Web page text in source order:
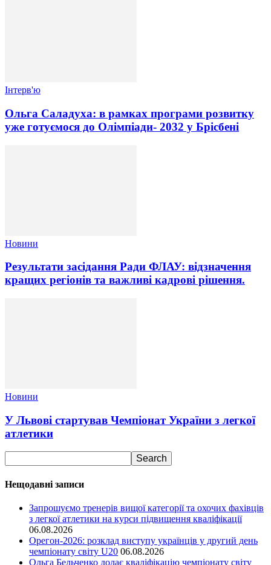
Інтерв'ю
Ольга Саладуха: в рамках програми розвитку
уже готуємося до Олімпіади- 2032 у Брісбені
Новини
Результати засідання Ради ФЛАУ: відзначення
кращих регіонів та важливі кадрові рішення.
Новини
У Львові стартував Чемпіонат України з легкої
атлетики
Нещодавні записи
Запрошуємо тренерів вищої категорії та охочих фахівців
з легкої атлетики на курси підвищення кваліфікації
06.08.2026
Орегон-2026: розклад виступу українців у другий день
чемпіонату світу U20 06.08.2026
Ольга Бельченко долає кваліфікацію чемпіонату світу